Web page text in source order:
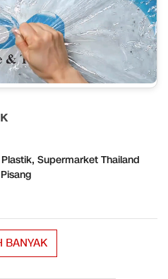
Supermarket Thailand
BANYAK